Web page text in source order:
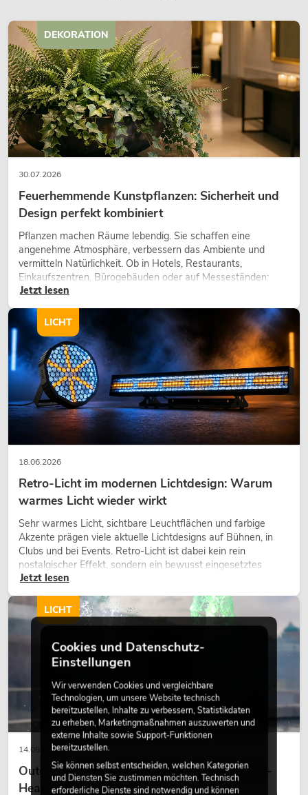
30.07.2026
Feuerhemmende Kunstpflanzen: Sicherheit und
Design perfekt kombiniert
Pflanzen machen Räume lebendig. Sie schaffen eine
angenehme Atmosphäre, verbessern das Ambiente und
vermitteln Natürlichkeit. Ob in Hotels, Restaurants,
Einkaufszentren, Bürogebäuden oder auf Messeständen:
eine hochwertige Begrünung gehört heute längst zum
Jetzt lesen
DEKORATION
18.06.2026
Retro-Licht im modernen Lichtdesign: Warum
warmes Licht wieder wirkt
Sehr warmes Licht, sichtbare Leuchtflächen und farbige
Akzente prägen viele aktuelle Lichtdesigns auf Bühnen, in
Clubs und bei Events. Retro-Licht ist dabei kein rein
nostalgischer Effekt, sondern ein bewusst eingesetztes
Gestaltungsmittel: Es schafft Atmosphäre, gibt Szenen
wirken lassen.
Jetzt lesen
LICHT
14.05.2026
Outdoor Moving-Heads: Wetterfeste Moving-
Heads bei Events
LICHT
Cookies und Datenschutz-
Einstellungen
Wir verwenden Cookies und vergleichbare
Technologien, um unsere Website technisch
bereitzustellen, Inhalte zu verbessern, Statistikdaten
zu erheben, Marketingmaßnahmen auszuwerten und
externe Inhalte sowie Support-Funktionen
bereitzustellen.
Sie können selbst entscheiden, welchen Kategorien
und Diensten Sie zustimmen möchten. Technisch
erforderliche Dienste sind notwendig und können